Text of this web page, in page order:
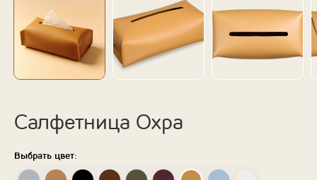
Салфетница Охра
Выбрать цвет: